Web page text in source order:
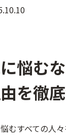
悩む
を徹
むすべての人